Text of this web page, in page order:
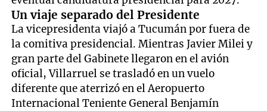
Un viaje separado del Presidente
La vicepresidenta viajó a Tucumán por fuera de
la comitiva presidencial. Mientras Javier Milei y
gran parte del Gabinete llegaron en el avión
oficial, Villarruel se trasladó en un vuelo
diferente que aterrizó en el Aeropuerto
Internacional Teniente General Benjamín